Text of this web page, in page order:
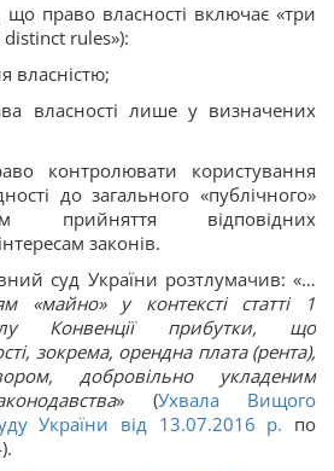
право власності включає «три
distinct rules»):
власністю;
власності лише у визначених
контролювати користування
до загального «публічного»
прийняття відповідних
законів.
суд України розтлумачив: «…
«майно» у контексті статті 1
Конвенції прибутки, що
зокрема, орендна плата (рента),
добровільно укладеним
» (Ухвала Вищого
України від 13.07.2016 р. по